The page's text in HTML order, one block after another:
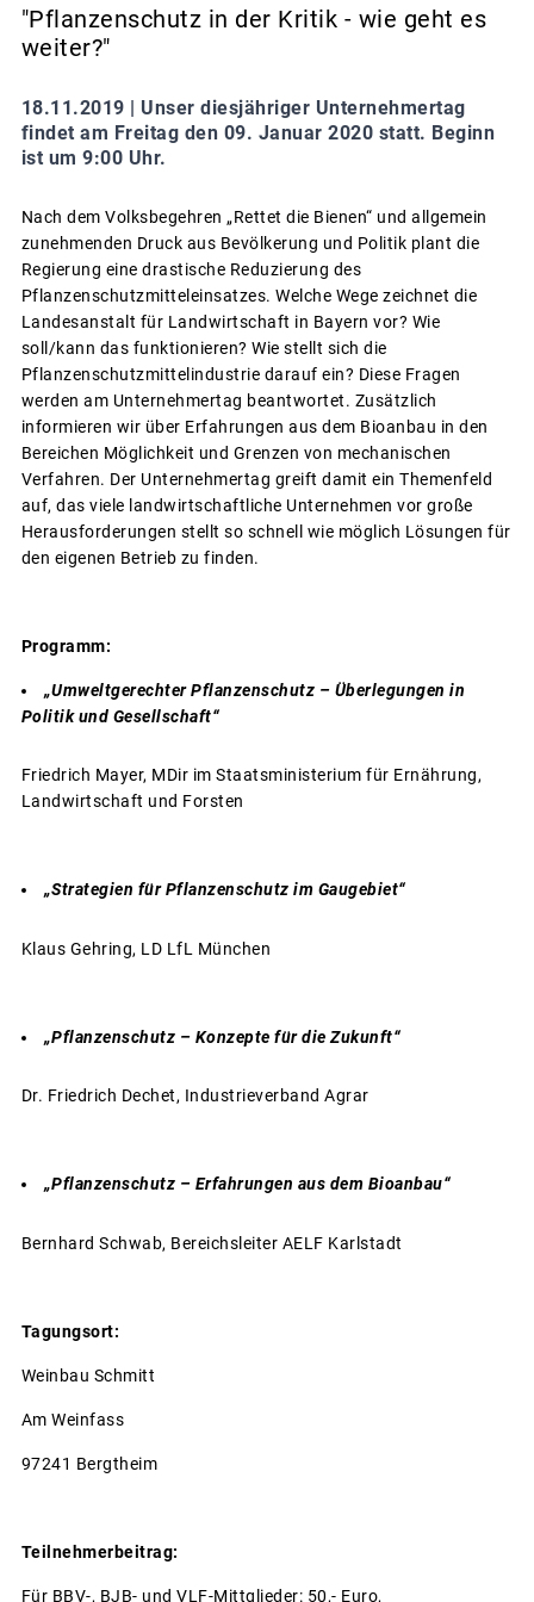
"Pflanzenschutz in der Kritik - wie geht es
weiter?"
18.11.2019 | Unser diesjähriger Unternehmertag
findet am Freitag den 09. Januar 2020 statt. Beginn
ist um 9:00 Uhr.
Nach dem Volksbegehren „Rettet die Bienen“ und allgemein
zunehmenden Druck aus Bevölkerung und Politik plant die
Regierung eine drastische Reduzierung des
Pflanzenschutzmitteleinsatzes. Welche Wege zeichnet die
Landesanstalt für Landwirtschaft in Bayern vor? Wie
soll/kann das funktionieren? Wie stellt sich die
Pflanzenschutzmittelindustrie darauf ein? Diese Fragen
werden am Unternehmertag beantwortet. Zusätzlich
informieren wir über Erfahrungen aus dem Bioanbau in den
Bereichen Möglichkeit und Grenzen von mechanischen
Verfahren. Der Unternehmertag greift damit ein Themenfeld
auf, das viele landwirtschaftliche Unternehmen vor große
Herausforderungen stellt so schnell wie möglich Lösungen für
den eigenen Betrieb zu finden.
Programm:
„Umweltgerechter Pflanzenschutz – Überlegungen in
Politik und Gesellschaft“
Friedrich Mayer, MDir im Staatsministerium für Ernährung,
Landwirtschaft und Forsten
„Strategien für Pflanzenschutz im Gaugebiet“
Klaus Gehring, LD LfL München
„Pflanzenschutz – Konzepte für die Zukunft“
Dr. Friedrich Dechet, Industrieverband Agrar
„Pflanzenschutz – Erfahrungen aus dem Bioanbau“
Bernhard Schwab, Bereichsleiter AELF Karlstadt
Tagungsort:
Weinbau Schmitt
Am Weinfass
97241 Bergtheim
Teilnehmerbeitrag:
Für BBV-, BJB- und VLF-Mittglieder: 50,- Euro,